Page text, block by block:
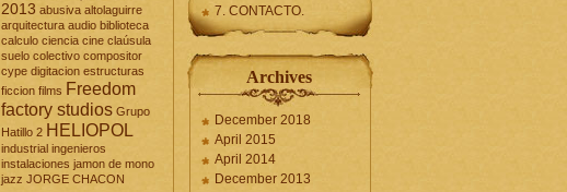
2013 abusiva altolaguirre
arquitectura audio biblioteca
calculo ciencia cine claúsula
suelo colectivo compositor
cype digitacion estructuras
ficcion films Freedom
factory studios Grupo
Hatillo 2 HELIOPOL
industrial ingenieros
instalaciones jamon de mono
jazz JORGE CHACON
7. CONTACTO.
Archives
December 2018
April 2015
April 2014
December 2013